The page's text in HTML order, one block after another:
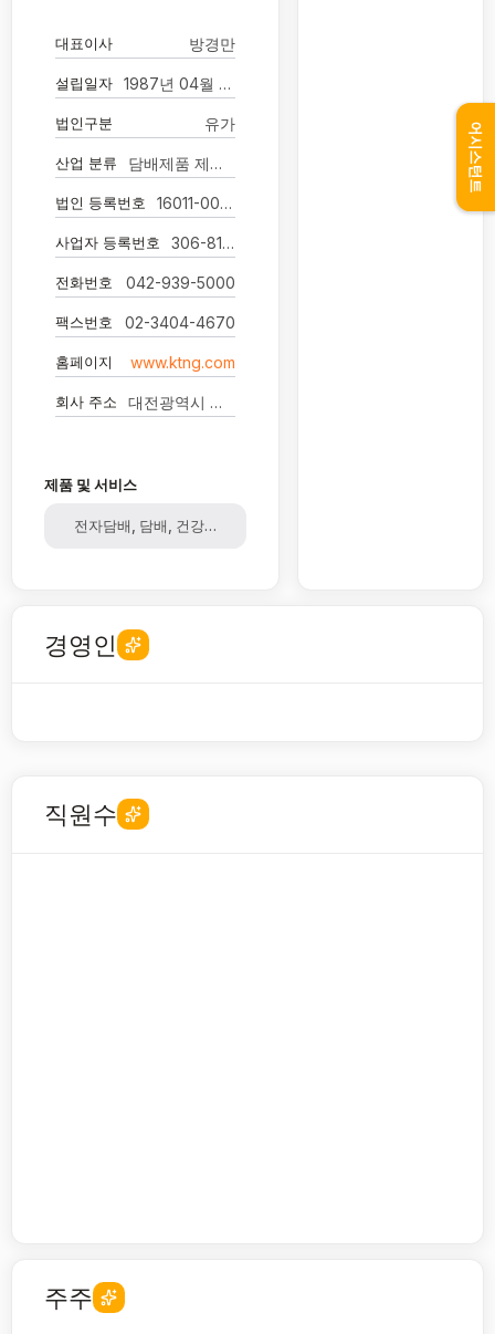
대표이사 방경만
설립일자 1987년 04월 01일
법인구분 유가
산업 분류 담배제품 제조업
법인 등록번호 16011-0067804
사업자 등록번호 306-81-30866
전화번호 042-939-5000
팩스번호 02-3404-4670
홈페이지 www.ktng.com
회사 주소 대전광역시 대덕구 벚꽃길 71 주식회사 케이티앤지
제품 및 서비스
전자담배, 담배, 건강기능식품, 부동산, 의약품, 화장품, 홍삼
경영인
직원수
주주
어시스턴트